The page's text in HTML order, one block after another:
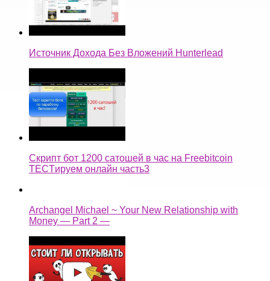
Источник Дохода Без Вложений Hunterlead
Скрипт бот 1200 сатошей в час на Freebitcoin
TECTируем онлайн часть3
Archangel Michael ~ Your New Relationship with
Money — Part 2 —